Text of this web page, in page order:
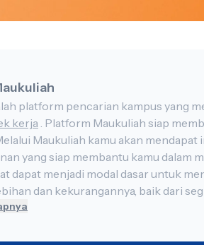
kerja
akan mendapat informasi terkait jurusan yang akan kamu minati dan perguruan tinggi
layanan yang siap membantu kamu
bakat dan minat dapat
dari segi akademis maupun kepribadian. Sehingga membantu kamu memilih jurusan dan karier yang sesuai
persiapan tes ujian kamu juga
soal ujian, menguatkan mental untuk menghadapi ujian, serta